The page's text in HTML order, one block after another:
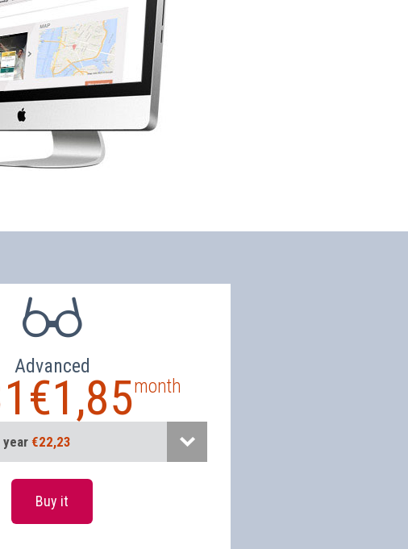
Advanced
€1,85month
1 month€2,20
3 months€6,25
year€22,23
Buy it